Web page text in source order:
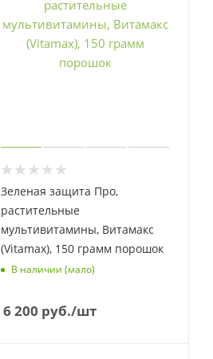
Зеленая защита Про,
растительные
мультивитамины, Витамакс
(Vitamax), 150 грамм порошок
В наличии (мало)
6 200 руб./шт